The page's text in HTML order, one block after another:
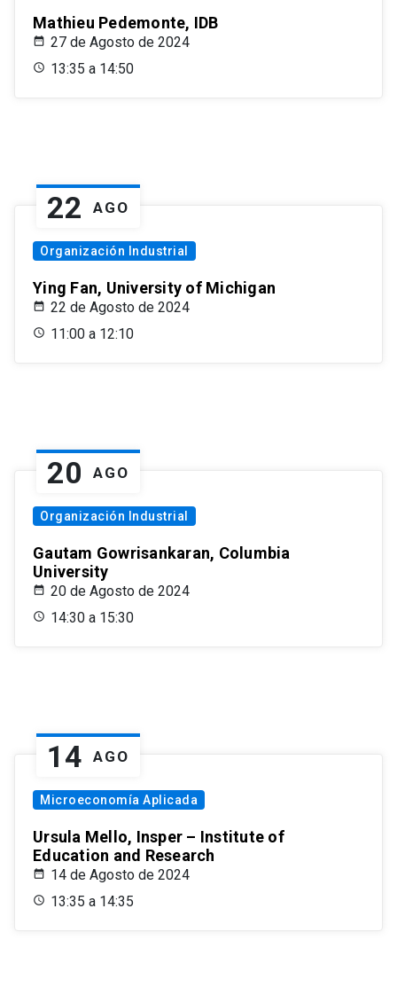
Mathieu Pedemonte, IDB
27 de Agosto de 2024
13:35 a 14:50
22 AGO
Organización Industrial
Ying Fan, University of Michigan
22 de Agosto de 2024
11:00 a 12:10
20 AGO
Organización Industrial
Gautam Gowrisankaran, Columbia
University
20 de Agosto de 2024
14:30 a 15:30
14 AGO
Microeconomía Aplicada
Ursula Mello, Insper – Institute of
Education and Research
14 de Agosto de 2024
13:35 a 14:35